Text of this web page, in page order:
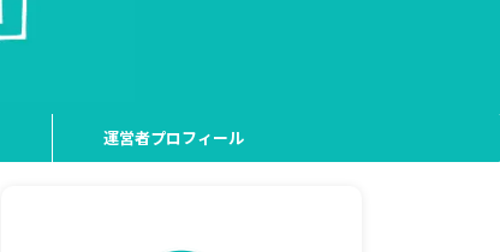
運営者プロフィール